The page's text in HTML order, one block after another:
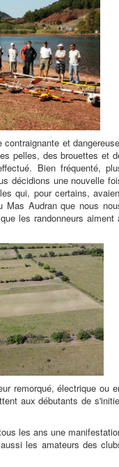
et
pelles, des brouettes et
Bien fréquenté,
décidions une nouvelle
qui, pour certains,
Mas Audran que nous
les randonneurs aiment
remorqué, électrique ou
aux débutants de
les ans une
les amateurs des